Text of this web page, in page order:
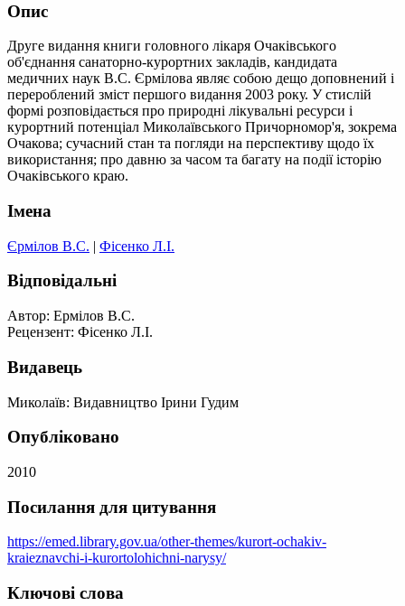
Опис
Друге видання книги головного лікаря Очаківського
об'єднання санаторно-курортних закладів, кандидата
медичних наук В.С. Єрмілова являє собою дещо доповнений і
перероблений зміст першого видання 2003 року. У стислій
формі розповідається про природні лікувальні ресурси і
курортний потенціал Миколаївського Причорномор'я, зокрема
Очакова; сучасний стан та погляди на перспективу щодо їх
використання; про давню за часом та багату на події історію
Очаківського краю.
Імена
Єрмілов В.С. | Фісенко Л.І.
Відповідальні
Автор: Ермілов В.С.
Рецензент: Фісенко Л.І.
Видавець
Миколаїв: Видавництво Ірини Гудим
Опубліковано
2010
Посилання для цитування
https://emed.library.gov.ua/other-themes/kurort-ochakiv-
kraieznavchi-i-kurortolohichni-narysy/
Ключові слова